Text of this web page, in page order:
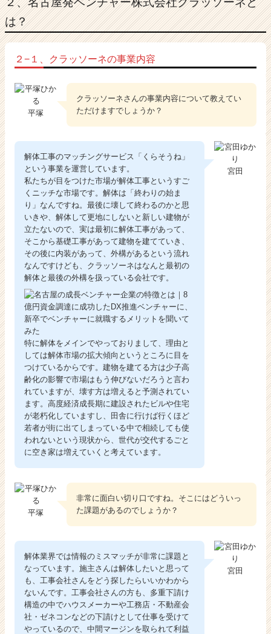
は？
２−１、クラッソーネの事業内容
平塚
クラッソーネさんの事業内容について教えてい
ただけますでしょうか？
宮田
解体工事のマッチングサービス「くらそうね」
という事業を運営しています。
私たちが目をつけた市場が解体工事というすご
くニッチな市場です。解体は「終わりの始ま
り」なんですね。最後に壊して終わるのかと思
いきや、解体して更地にしないと新しい建物が
立たないので、実は最初に解体工事があって、
そこから基礎工事があって建物を建てていき、
その後に内装があって、外構があるという流れ
なんですけども、クラッソーネはなんと最初の
解体と最後の外構を扱っている会社です。
特に解体をメインでやっておりまして、理由と
しては解体市場の拡大傾向というところに目を
つけているからです。建物を建てる方は少子高
齢化の影響で市場はもう伸びないだろうと言わ
れていますが、壊す方は増えると予測されてい
ます。高度経済成長期に建設されたビルや住宅
が老朽化していますし、田舎に行けば行くほど
若者が街に出てしまっている中で相続しても使
われないという現状から、世代が交代するごと
に空き家は増えていくと考えています。
平塚
非常に面白い切り口ですね。そこにはどういっ
た課題があるのでしょうか？
宮田
解体業界では情報のミスマッチが非常に課題と
なっています。施主さんは解体したいと思って
も、工事会社さんをどう探したらいいかわから
ないんです。工事会社さんの方も、多重下請け
構造の中でハウスメーカーや工務店・不動産会
社・ゼネコンなどの下請けとして仕事を受けて
やっているので、中間マージンを取られて利益